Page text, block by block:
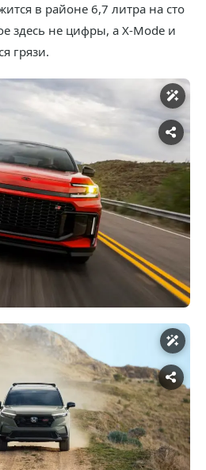
в районе 6,7 литра на сто
здесь не цифры, а X-Mode и
грязи.